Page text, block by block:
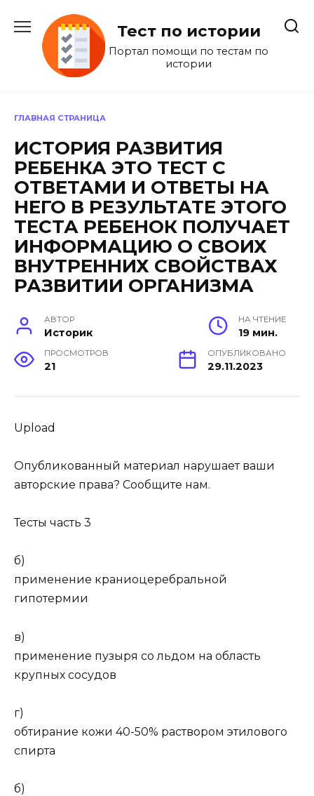
содержанию
Тест по истории
Портал помощи по тестам по
истории
ГЛАВНАЯ СТРАНИЦА
ИСТОРИЯ РАЗВИТИЯ
РЕБЕНКА ЭТО ТЕСТ С
ОТВЕТАМИ И ОТВЕТЫ НА
НЕГО В РЕЗУЛЬТАТЕ ЭТОГО
ТЕСТА РЕБЕНОК ПОЛУЧАЕТ
ИНФОРМАЦИЮ О СВОИХ
ВНУТРЕННИХ СВОЙСТВАХ
РАЗВИТИИ ОРГАНИЗМА
АВТОР
Историк
НА ЧТЕНИЕ
19 мин.
ПРОСМОТРОВ
21
ОПУБЛИКОВАНО
29.11.2023
Upload
Опубликованный материал нарушает ваши
авторские права? Сообщите нам.
Тесты часть 3
б)
применение краниоцеребральной
гипотермии
в)
применение пузыря со льдом на область
крупных сосудов
г)
обтирание кожи 40-50% раствором этилового
спирта
б)